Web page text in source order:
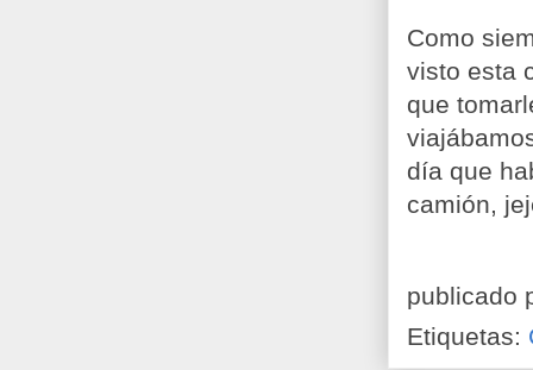
Como
visto esta
que
día que
camión,
publicado
Etiquetas: